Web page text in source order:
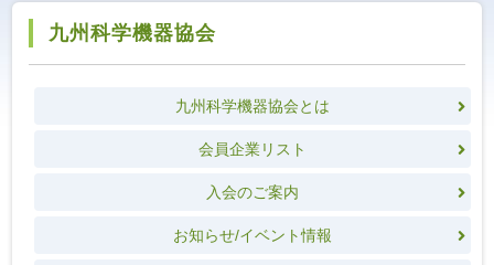
九州科学機器協会
九州科学機器協会とは
会員企業リスト
入会のご案内
お知らせ/イベント情報